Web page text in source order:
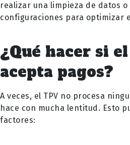
realizar una limpieza de datos o
configuraciones para optimizar
¿Qué hacer si
acepta pagos?
A veces, el TPV no procesa
hace con mucha lentitud. Esto
factores: